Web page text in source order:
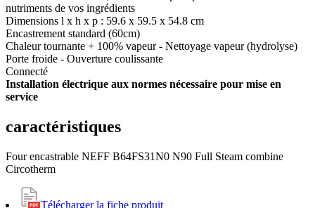
nutriments de vos ingrédients
Dimensions l x h x p : 59.6 x 59.5 x 54.8 cm
Encastrement standard (60cm)
Chaleur tournante + 100% vapeur - Nettoyage vapeur (hydrolyse)
Porte froide - Ouverture coulissante
Connecté
Installation électrique aux normes nécessaire pour mise en
service
caractéristiques
Four encastrable NEFF B64FS31N0 N90 Full Steam combine
Circotherm
Télécharger la fiche produit